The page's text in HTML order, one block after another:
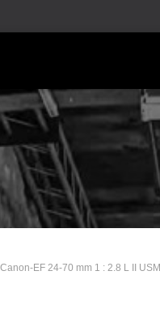
EF 24-70 mm 1 : 2.8 L II USM